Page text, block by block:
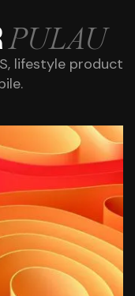
PULAU
lifestyle product